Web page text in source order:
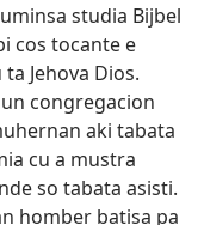
studia Bijbel
cos tocante e
Jehova Dios.
congregacion
aki tabata
cu a mustra
so tabata asisti.
homber batisa pa